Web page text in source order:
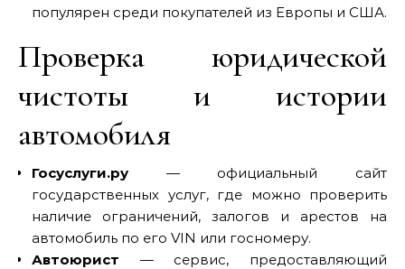
популярен среди покупателей из Европы и США.
Проверка юридической
чистоты и истории
автомобиля
Госуслуги.ру — официальный сайт
государственных услуг, где можно проверить
наличие ограничений, залогов и арестов на
автомобиль по его VIN или госномеру.
Автоюрист — сервис, предоставляющий